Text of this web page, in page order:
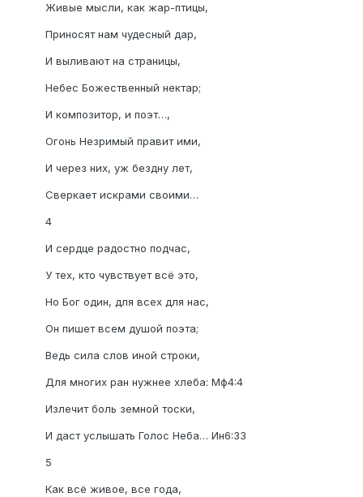
Живые мысли, как жар-птицы,
Приносят нам чудесный дар,
И выливают на страницы,
Небес Божественный нектар;
И композитор, и поэт…,
Огонь Незримый правит ими,
И через них, уж бездну лет,
Сверкает искрами своими…
4
И сердце радостно подчас,
У тех, кто чувствует всё это,
Но Бог один, для всех для нас,
Он пишет всем душой поэта;
Ведь сила слов иной строки,
Для многих ран нужнее хлеба: Мф4:4
Излечит боль земной тоски,
И даст услышать Голос Неба… Ин6:33
5
Как всё живое, все года,